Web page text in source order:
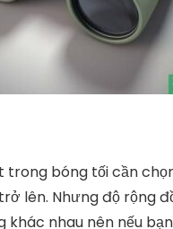
trong bóng tối cần
lên. Nhưng độ rộng
khác nhau nên nếu